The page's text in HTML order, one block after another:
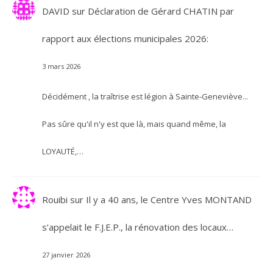
DAVID sur Déclaration de Gérard CHATIN par
rapport aux élections municipales 2026:
3 mars 2026
Décidément , la traîtrise est légion à Sainte-Geneviève...
Pas sûre qu'il n'y est que là, mais quand même, la
LOYAUTÉ,…
Rouibi sur Il y a 40 ans, le Centre Yves MONTAND
s’appelait le F.J.E.P., la rénovation des locaux…
27 janvier 2026